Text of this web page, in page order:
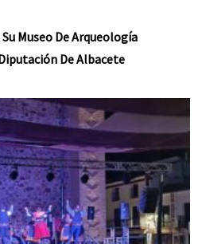
Museo De Arqueología
De Albacete